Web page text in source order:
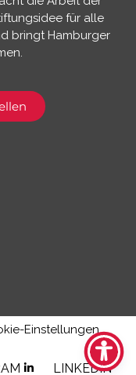
für alle
bringt Hamburger
Einstellungen
LINKEDIN